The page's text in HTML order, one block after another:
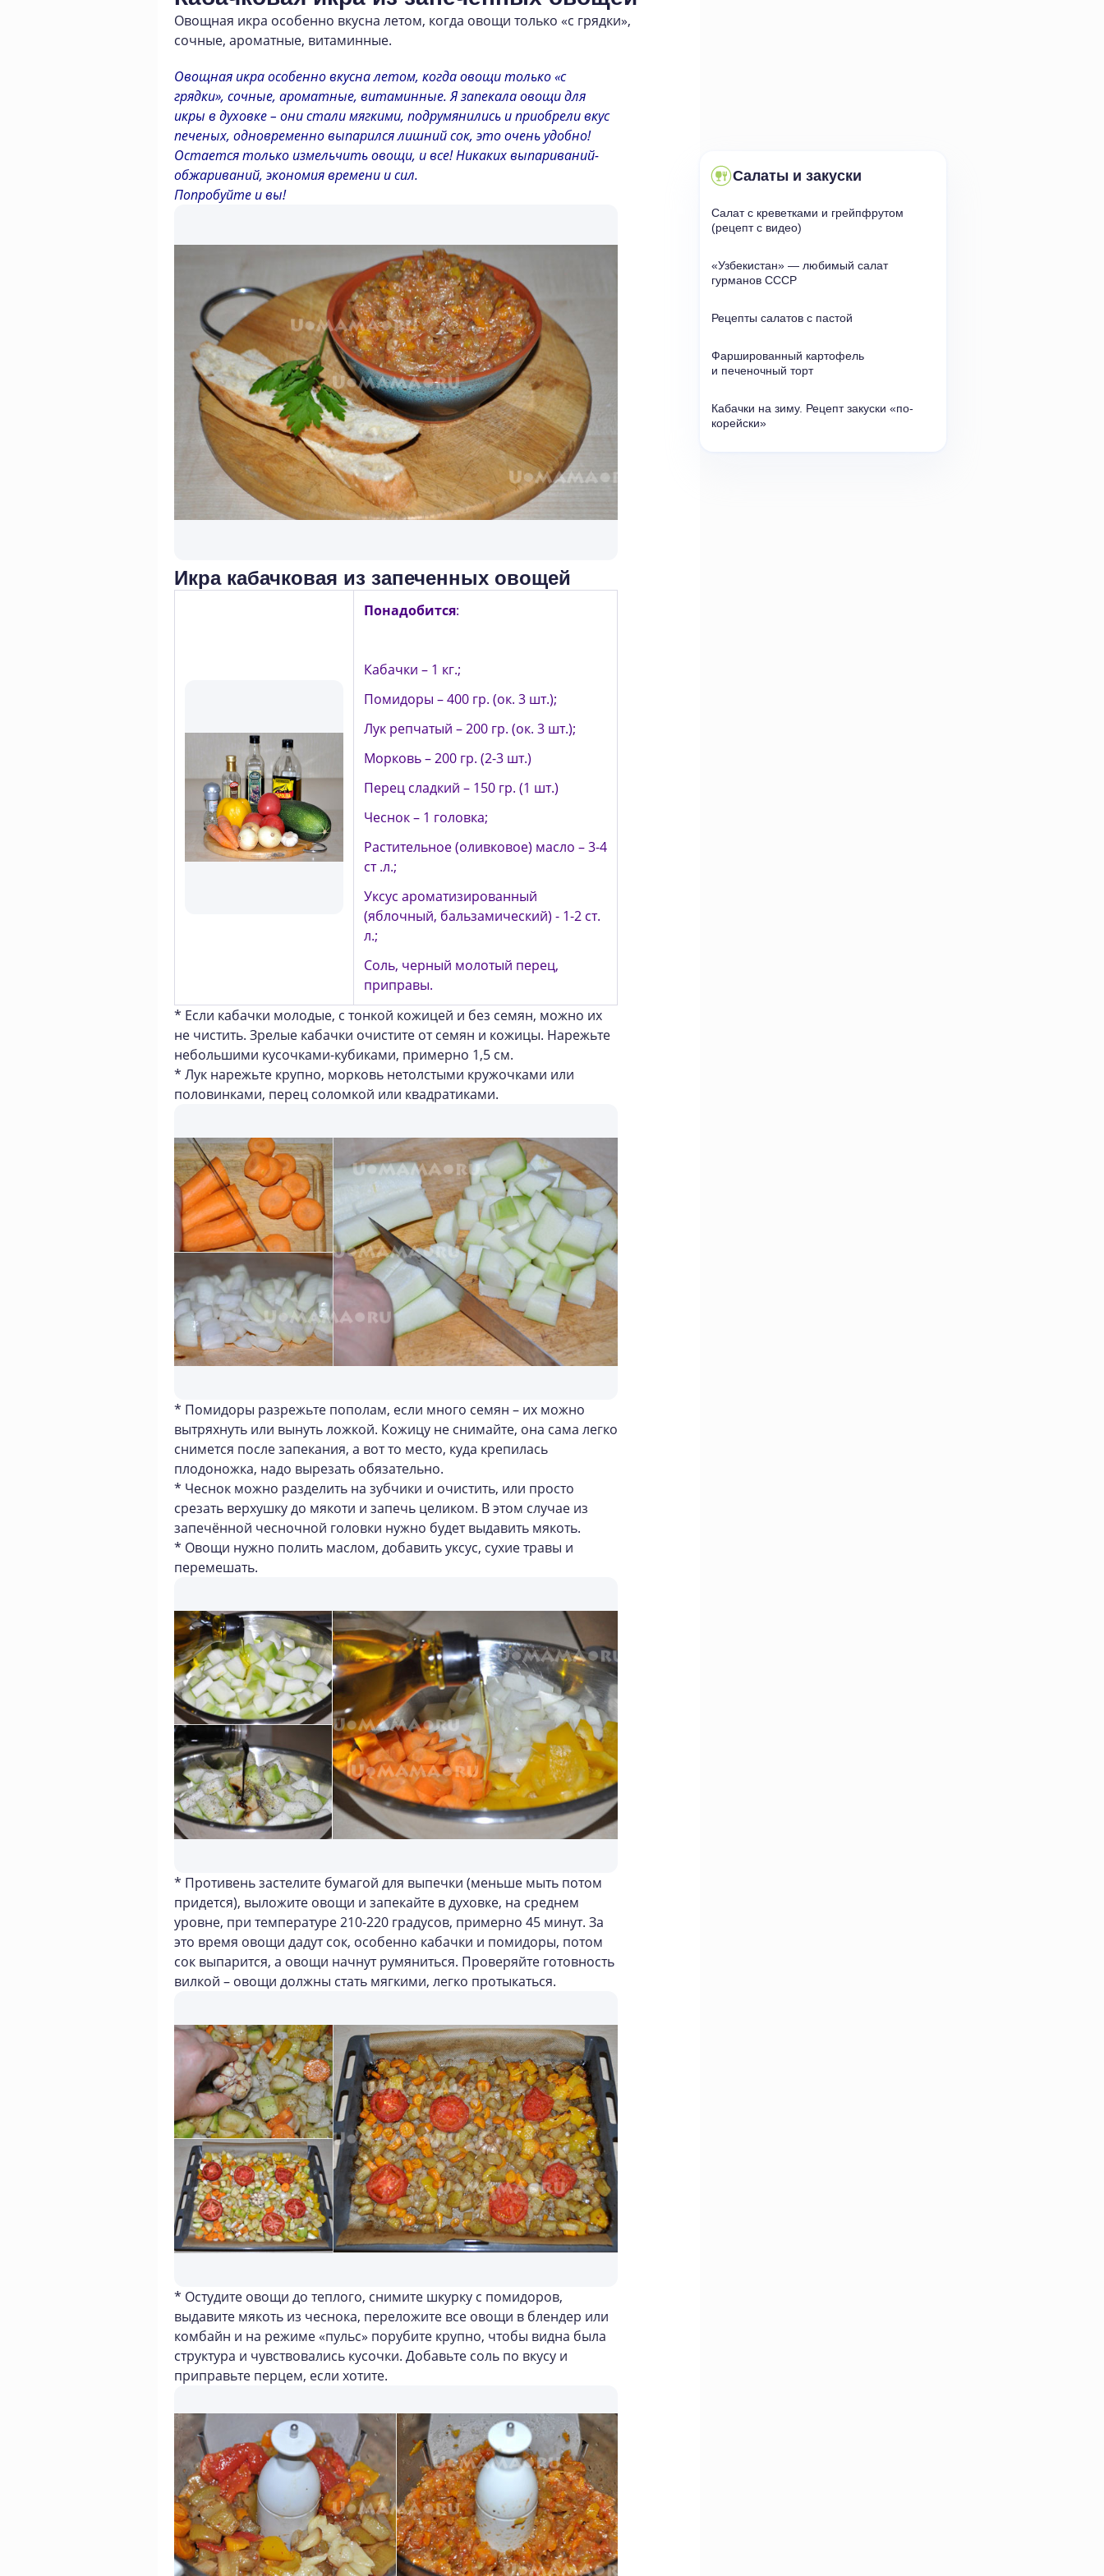
Овощная икра особенно вкусна летом, когда овощи только «с грядки»,
сочные, ароматные, витаминные.
Овощная икра особенно вкусна летом, когда овощи только «с
грядки», сочные, ароматные, витаминные. Я запекала овощи для
икры в духовке – они стали мягкими, подрумянились и приобрели вкус
печеных, одновременно выпарился лишний сок, это очень удобно!
Остается только измельчить овощи, и все! Никаких выпариваний-
обжариваний, экономия времени и сил.
Попробуйте и вы!
Икра кабачковая из запеченных овощей
Понадобится:
Кабачки – 1 кг.;
Помидоры – 400 гр. (ок. 3 шт.);
Лук репчатый – 200 гр. (ок. 3 шт.);
Морковь – 200 гр. (2-3 шт.)
Перец сладкий – 150 гр. (1 шт.)
Чеснок – 1 головка;
Растительное (оливковое) масло – 3-4
ст .л.;
Уксус ароматизированный
(яблочный, бальзамический) - 1-2 ст.
л.;
Соль, черный молотый перец,
приправы.
* Если кабачки молодые, с тонкой кожицей и без семян, можно их
не чистить. Зрелые кабачки очистите от семян и кожицы. Нарежьте
небольшими кусочками-кубиками, примерно 1,5 см.
* Лук нарежьте крупно, морковь нетолстыми кружочками или
половинками, перец соломкой или квадратиками.
* Помидоры разрежьте пополам, если много семян – их можно
вытряхнуть или вынуть ложкой. Кожицу не снимайте, она сама легко
снимется после запекания, а вот то место, куда крепилась
плодоножка, надо вырезать обязательно.
* Чеснок можно разделить на зубчики и очистить, или просто
срезать верхушку до мякоти и запечь целиком. В этом случае из
запечённой чесночной головки нужно будет выдавить мякоть.
* Овощи нужно полить маслом, добавить уксус, сухие травы и
перемешать.
* Противень застелите бумагой для выпечки (меньше мыть потом
придется), выложите овощи и запекайте в духовке, на среднем
уровне, при температуре 210-220 градусов, примерно 45 минут. За
это время овощи дадут сок, особенно кабачки и помидоры, потом
сок выпарится, а овощи начнут румяниться. Проверяйте готовность
вилкой – овощи должны стать мягкими, легко протыкаться.
* Остудите овощи до теплого, снимите шкурку с помидоров,
выдавите мякоть из чеснока, переложите все овощи в блендер или
комбайн и на режиме «пульс» порубите крупно, чтобы видна была
структура и чувствовались кусочки. Добавьте соль по вкусу и
приправьте перцем, если хотите.
Салаты и закуски
Салат с креветками и грейпфрутом
(рецепт с видео)
«Узбекистан» — любимый салат
гурманов СССР
Рецепты салатов с пастой
Фаршированный картофель
и печеночный торт
Кабачки на зиму. Рецепт закуски «по-
корейски»